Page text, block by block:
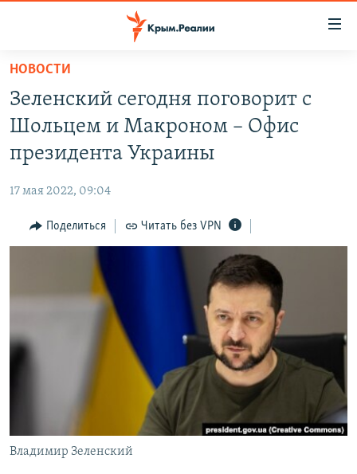
Вернуться
основному
содержанию
главной
Вернутся
11 ЛЕТ ОККУПАЦИИ КРЫМА. 11 ИСТОРИЙ СОПРОТИВЛЕНИЯ
ЕЩЕ
ИНТЕРАКТИВ
ТЕЛЕПРОЕКТ КРЫМ.РЕАЛИИ
СОВЕТЫ ПРАВОЗАЩИТНИКОВ
ПРОПАВШИЕ БЕЗ ВЕСТИ
ПОБЕДИТЕЛЕЙ НЕ СУДЯТ?
УКРАИНСКАЯ ПРОБЛЕМА КРЫМА
РАДІО СВОБОДА
КАК ОБОЙТИ БЛОКИРОВКУ
Українською
НОВОСТИ
Зеленский сегодня поговорит с
Шольцем и Макроном – Офис
президента Украины
17 мая 2022, 09:04
Поделиться Читать без VPN
Владимир Зеленский